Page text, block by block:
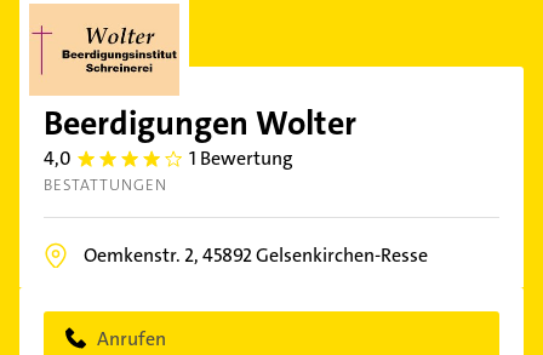
Beerdigungen Wolter
4,0 4.0 1 Bewertung
BESTATTUNGEN
Oemkenstr. 2,45892Gelsenkirchen-Resse
Anrufen